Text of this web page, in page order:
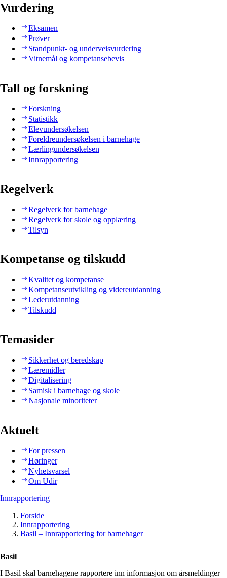
Vurdering
Eksamen
Prøver
Standpunkt- og underveisvurdering
Vitnemål og kompetansebevis
Tall og forskning
Forskning
Statistikk
Elevundersøkelsen
Foreldreundersøkelsen i barnehage
Lærlingundersøkelsen
Innrapportering
Regelverk
Regelverk for barnehage
Regelverk for skole og opplæring
Tilsyn
Kompetanse og tilskudd
Kvalitet og kompetanse
Kompetanseutvikling og videreutdanning
Lederutdanning
Tilskudd
Temasider
Sikkerhet og beredskap
Læremidler
Digitalisering
Samisk i barnehage og skole
Nasjonale minoriteter
Aktuelt
For pressen
Høringer
Nyhetsvarsel
Om Udir
Innrapportering
Forside
Innrapportering
Basil – Innrapportering for barnehager
Basil
I Basil skal barnehagene rapportere inn informasjon om årsmeldinger